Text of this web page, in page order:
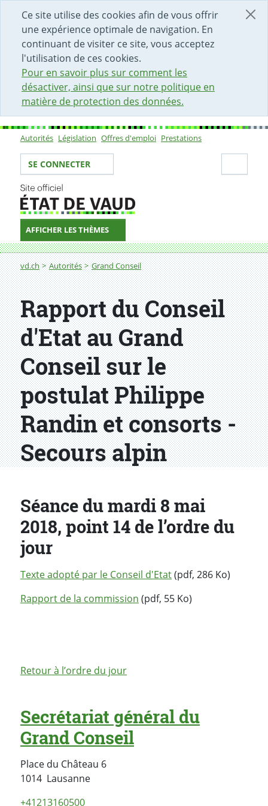
Ce site utilise des cookies afin de vous offrir
une expérience optimale de navigation. En
continuant de visiter ce site, vous acceptez
l'utilisation de ces cookies.
Pour en savoir plus sur comment les
désactiver, ainsi que sur notre politique en
matière de protection des données.
DÉBUT DU CONTENU DE LA PAGE
ACCÈS AU CHAMP DE RECHERCHE
PAGE D'ACCUEIL
FORMULAIRE DE CONTACT
Sous-navigation
Autorités Législation Offres d'emploi Prestations
Votre identité
SE CONNECTER
AFFICHER LES THÈMES
Fil d'Ariane
vd.ch Autorités Grand Conseil
Rapport du Conseil
d'Etat au Grand
Conseil sur le
postulat Philippe
Randin et consorts -
Secours alpin
Séance du mardi 8 mai
2018, point 14 de l’ordre du
jour
Texte adopté par le Conseil d'Etat(pdf, 286 Ko)
Rapport de la commission (pdf, 55 Ko)
Retour à l’ordre du jour
Secrétariat général du
Grand Conseil
Place du Château 6
1014 LausanneSuisse
+41213160500